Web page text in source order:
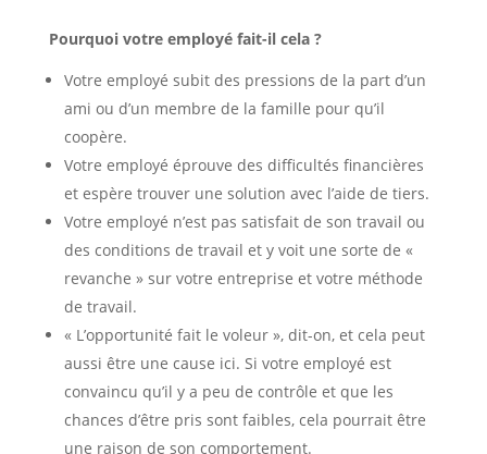
Pourquoi votre employé fait-il cela ?
Votre employé subit des pressions de la part d’un
ami ou d’un membre de la famille pour qu’il
coopère.
Votre employé éprouve des difficultés financières
et espère trouver une solution avec l’aide de tiers.
Votre employé n’est pas satisfait de son travail ou
des conditions de travail et y voit une sorte de «
revanche » sur votre entreprise et votre méthode
de travail.
« L’opportunité fait le voleur », dit-on, et cela peut
aussi être une cause ici. Si votre employé est
convaincu qu’il y a peu de contrôle et que les
chances d’être pris sont faibles, cela pourrait être
une raison de son comportement.